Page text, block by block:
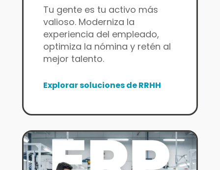
Tu gente es tu activo más
valioso. Moderniza la
experiencia del empleado,
optimiza la nómina y retén al
mejor talento.
Explorar soluciones de RRHH